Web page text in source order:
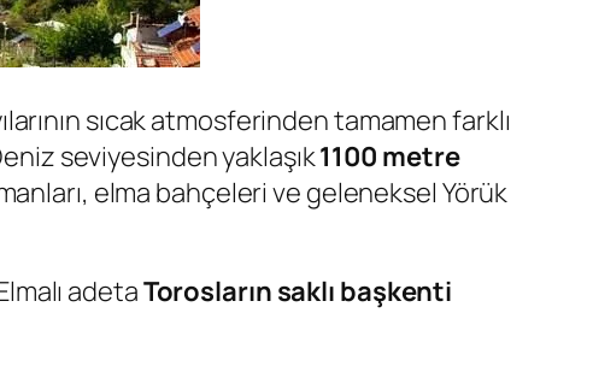
sıcak atmosferinden tamamen farklı
seviyesinden yaklaşık1100 metre
elma bahçeleri ve geleneksel Yörük
adetaTorosların saklı başkenti